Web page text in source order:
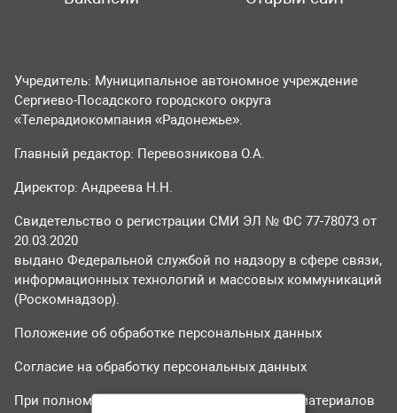
Учредитель: Муниципальное автономное учреждение
Сергиево-Посадского городского округа
«Телерадиокомпания «Радонежье».
Главный редактор: Перевозникова О.А.
Директор: Андреева Н.Н.
Свидетельство о регистрации СМИ ЭЛ № ФС 77-78073 от
20.03.2020
выдано Федеральной службой по надзору в сфере связи,
информационных технологий и массовых коммуникаций
(Роскомнадзор).
Положение об обработке персональных данных
Согласие на обработку персональных данных
При полном или частичном использовании материалов